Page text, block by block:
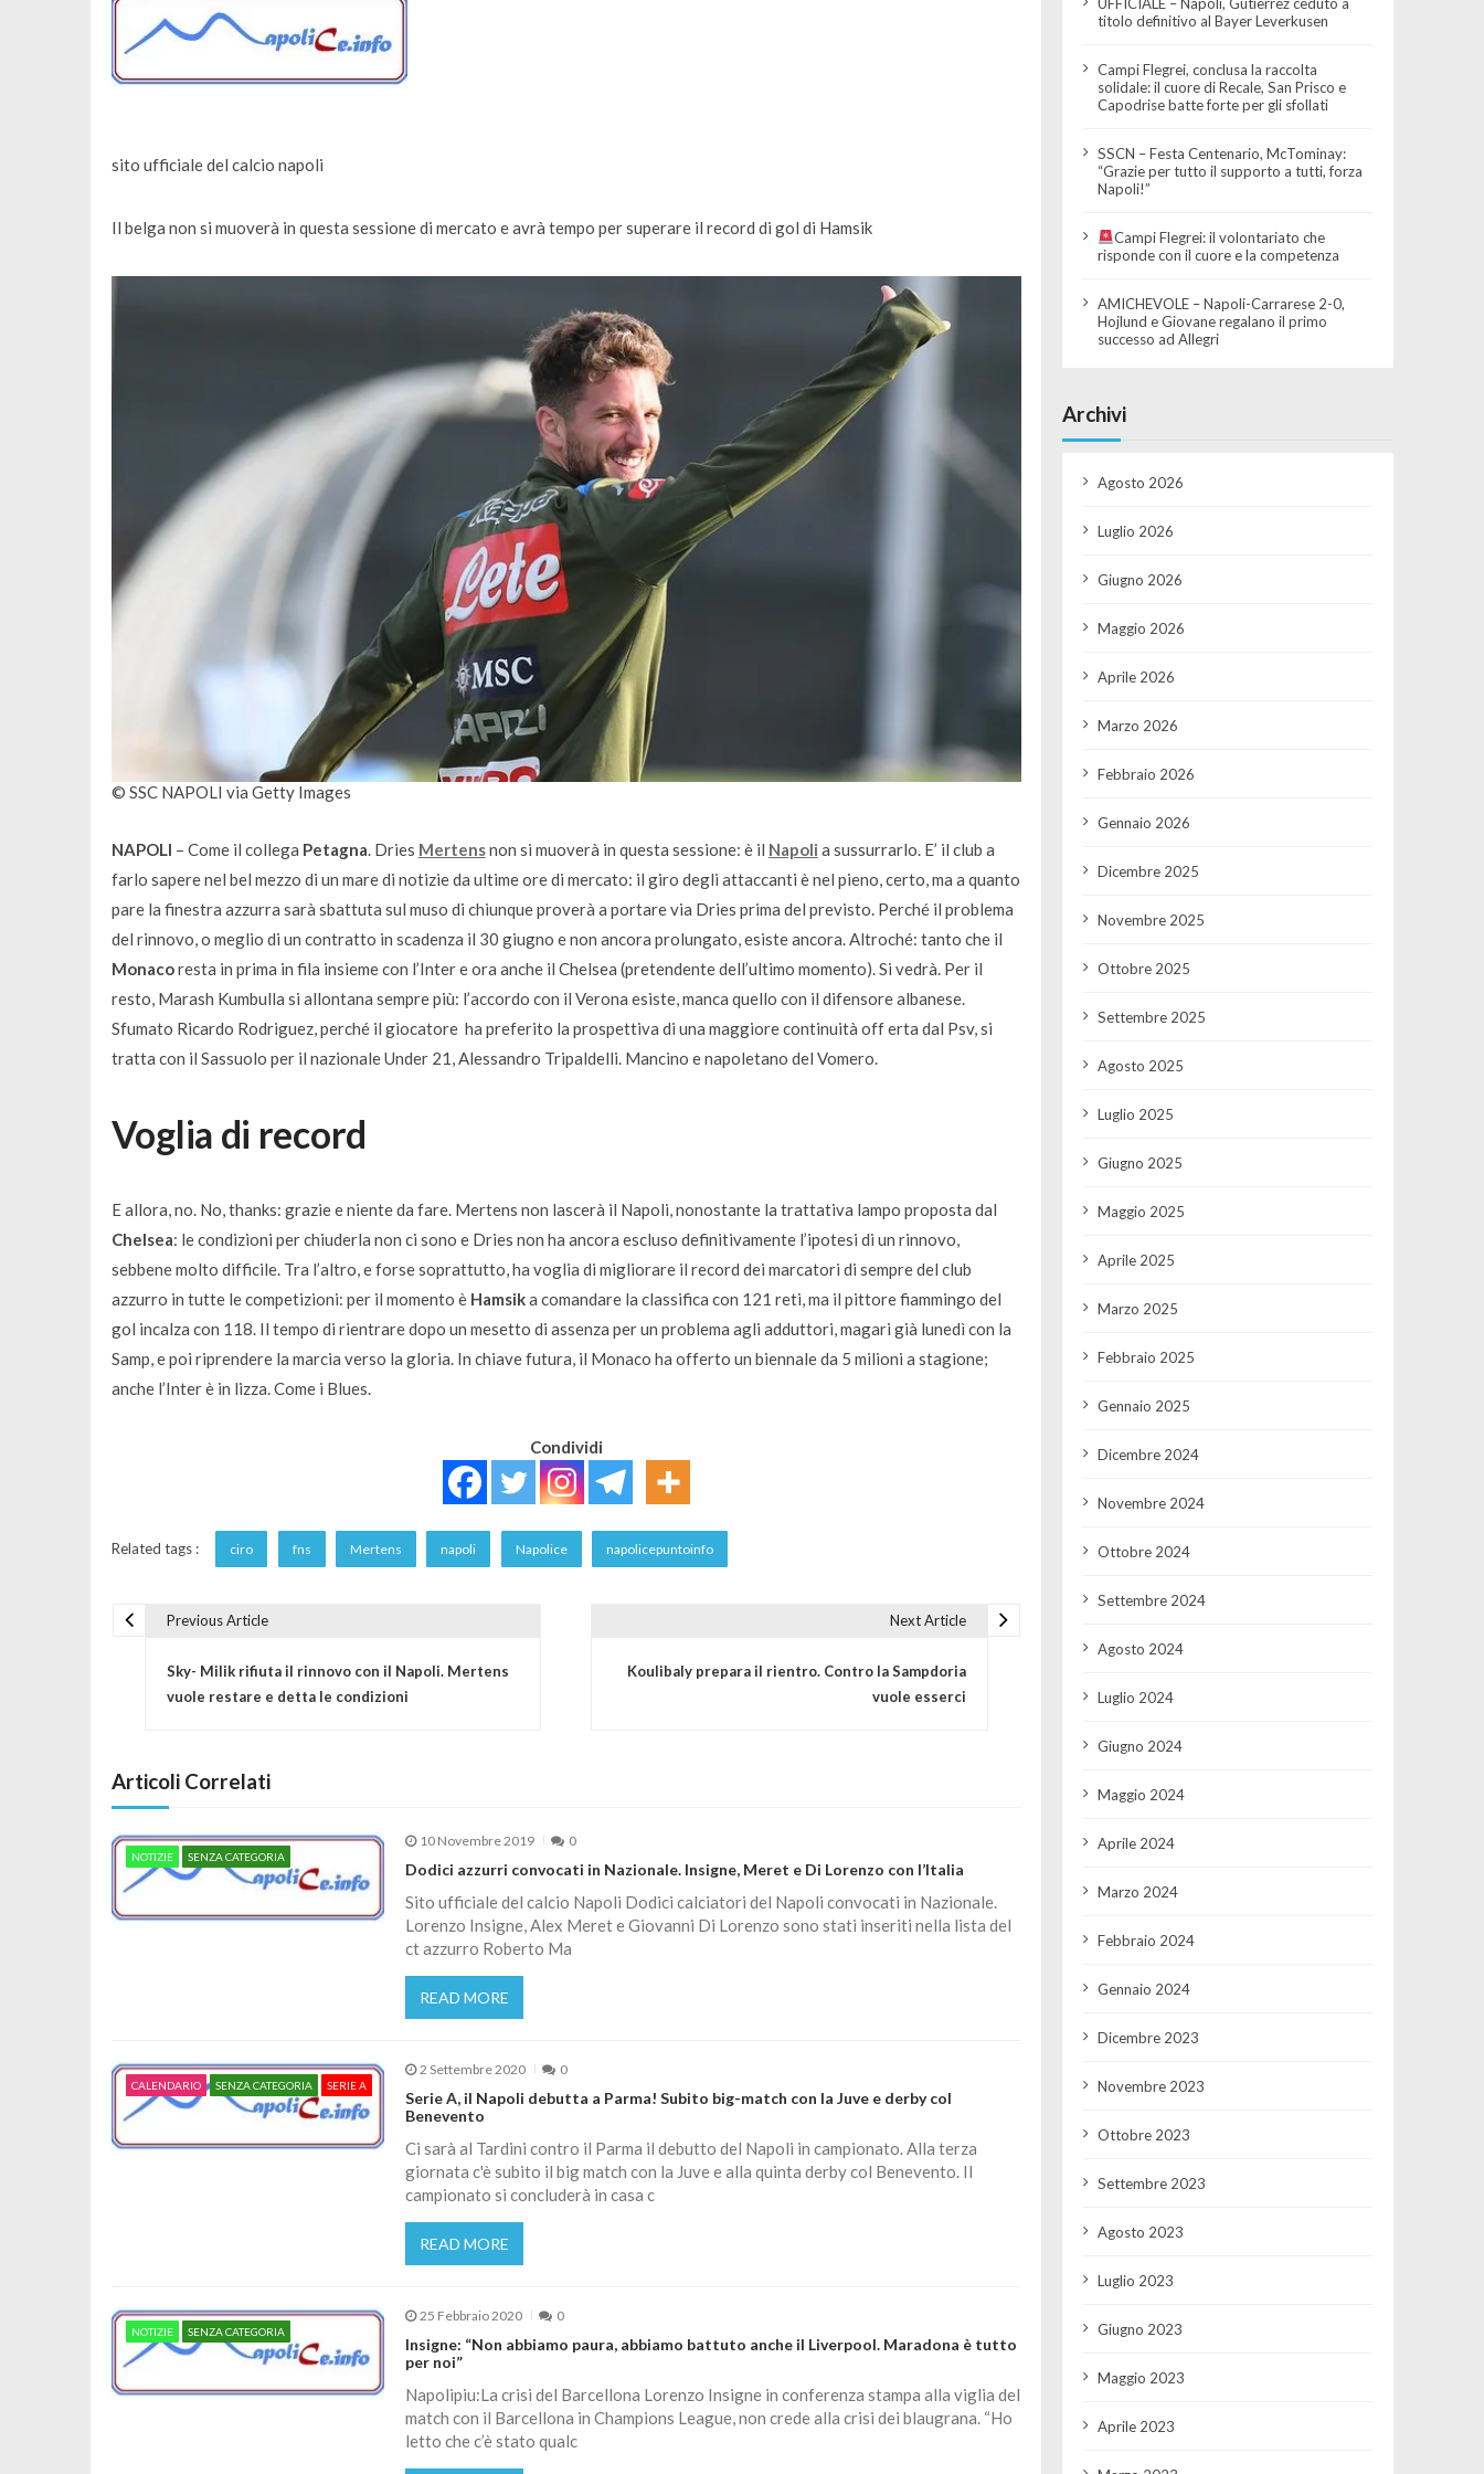
sito ufficiale del calcio napoli
Il belga non si muoverà in questa sessione di mercato e avrà tempo per superare il record di gol di Hamsik
© SSC NAPOLI via Getty Images
NAPOLI – Come il collega Petagna. Dries Mertensnon si muoverà in questa sessione: è il Napoli a sussurrarlo. E’ il club a
farlo sapere nel bel mezzo di un mare di notizie da ultime ore di mercato: il giro degli attaccanti è nel pieno, certo, ma a quanto
pare la finestra azzurra sarà sbattuta sul muso di chiunque proverà a portare via Dries prima del previsto. Perché il problema
del rinnovo, o meglio di un contratto in scadenza il 30 giugno e non ancora prolungato, esiste ancora. Altroché: tanto che il
Monacoresta in prima in fila insieme con l’Inter e ora anche il Chelsea (pretendente dell’ultimo momento). Si vedrà. Per il
resto, Marash Kumbulla si allontana sempre più: l’accordo con il Verona esiste, manca quello con il difensore albanese.
Sfumato Ricardo Rodriguez, perché il giocatore ha preferito la prospettiva di una maggiore continuità off erta dal Psv, si
tratta con il Sassuolo per il nazionale Under 21, Alessandro Tripaldelli. Mancino e napoletano del Vomero.
Voglia di record
E allora, no. No, thanks: grazie e niente da fare. Mertens non lascerà il Napoli, nonostante la trattativa lampo proposta dal
Chelsea: le condizioni per chiuderla non ci sono e Dries non ha ancora escluso definitivamente l’ipotesi di un rinnovo,
sebbene molto difficile. Tra l’altro, e forse soprattutto, ha voglia di migliorare il record dei marcatori di sempre del club
azzurro in tutte le competizioni: per il momento è Hamsika comandare la classifica con 121 reti, ma il pittore fiammingo del
gol incalza con 118. Il tempo di rientrare dopo un mesetto di assenza per un problema agli adduttori, magari già lunedì con la
Samp, e poi riprendere la marcia verso la gloria. In chiave futura, il Monaco ha offerto un biennale da 5 milioni a stagione;
anche l’Inter è in lizza. Come i Blues.
Condividi
Related tags : ciro fns Mertens napoli Napolice napolicepuntoinfo
Previous Article
Sky- Milik rifiuta il rinnovo con il Napoli. Mertens
vuole restare e detta le condizioni
Next Article
Koulibaly prepara il rientro. Contro la Sampdoria
vuole esserci
Articoli Correlati
NOTIZIE SENZA CATEGORIA
10 Novembre 2019 0
Dodici azzurri convocati in Nazionale. Insigne, Meret e Di Lorenzo con l’Italia
Sito ufficiale del calcio Napoli Dodici calciatori del Napoli convocati in Nazionale.
Lorenzo Insigne, Alex Meret e Giovanni Di Lorenzo sono stati inseriti nella lista del
ct azzurro Roberto Ma
READ MORE
CALENDARIO SENZA CATEGORIA SERIE A
2 Settembre 2020 0
Serie A, il Napoli debutta a Parma! Subito big-match con la Juve e derby col
Benevento
Ci sarà al Tardini contro il Parma il debutto del Napoli in campionato. Alla terza
giornata c'è subito il big match con la Juve e alla quinta derby col Benevento. Il
campionato si concluderà in casa c
READ MORE
NOTIZIE SENZA CATEGORIA
25 Febbraio 2020 0
Insigne: “Non abbiamo paura, abbiamo battuto anche il Liverpool. Maradona è tutto
per noi”
Napolipiu:La crisi del Barcellona Lorenzo Insigne in conferenza stampa alla viglia del
match con il Barcellona in Champions League, non crede alla crisi dei blaugrana. “Ho
letto che c’è stato qualc
titolo definitivo al Bayer Leverkusen
Campi Flegrei, conclusa la raccolta
solidale: il cuore di Recale, San Prisco e
Capodrise batte forte per gli sfollati
SSCN – Festa Centenario, McTominay:
“Grazie per tutto il supporto a tutti, forza
Napoli!”
Campi Flegrei: il volontariato che
risponde con il cuore e la competenza
AMICHEVOLE – Napoli-Carrarese 2-0,
Hojlund e Giovane regalano il primo
successo ad Allegri
Archivi
Agosto 2026
Luglio 2026
Giugno 2026
Maggio 2026
Aprile 2026
Marzo 2026
Febbraio 2026
Gennaio 2026
Dicembre 2025
Novembre 2025
Ottobre 2025
Settembre 2025
Agosto 2025
Luglio 2025
Giugno 2025
Maggio 2025
Aprile 2025
Marzo 2025
Febbraio 2025
Gennaio 2025
Dicembre 2024
Novembre 2024
Ottobre 2024
Settembre 2024
Agosto 2024
Luglio 2024
Giugno 2024
Maggio 2024
Aprile 2024
Marzo 2024
Febbraio 2024
Gennaio 2024
Dicembre 2023
Novembre 2023
Ottobre 2023
Settembre 2023
Agosto 2023
Luglio 2023
Giugno 2023
Maggio 2023
Aprile 2023